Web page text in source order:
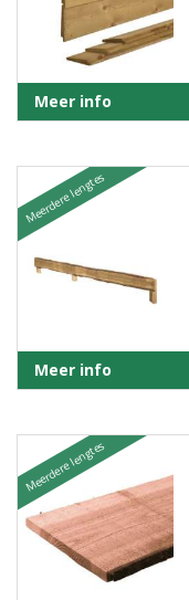
Meer info
Meerdere lengtes
Meer info
Meerdere lengtes